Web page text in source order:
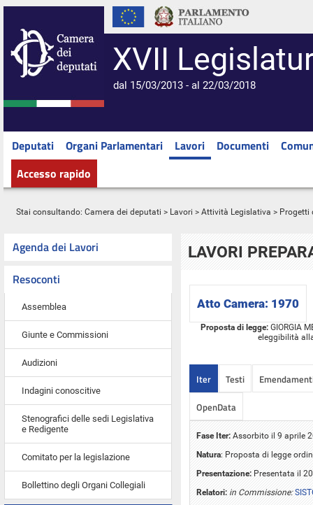
XVII
dal 15/03/2013 - al 22/03/2018
Deputati Organi Parlamentari Lavori Documenti
Accesso rapido
Stai consultando: Camera dei deputati > Lavori > Attività Legislativa > Progetti
Agenda dei Lavori
Resoconti
Assemblea
Giunte e Commissioni
Audizioni
Indagini conoscitive
Stenografici delle sedi Legislativa
e Redigente
Comitato per la legislazione
Bollettino degli Organi Collegiali
LAVORI
Atto Camera: 1970
Proposta di legge: GIORGIA
eleggibilità
Iter Testi
OpenData
Fase Iter: Assorbito il 9 aprile
Natura: Proposta di legge
Presentazione: Presentata il
Relatori: in Commissione: